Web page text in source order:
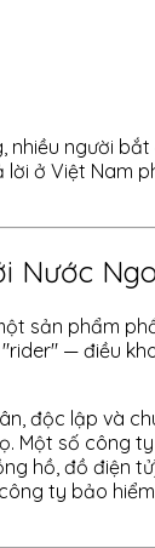
người
ở Việt Nam
Nước
sản phẩm
— điều
độc lập và
Một số công
hồ, đồ điện
ty bảo